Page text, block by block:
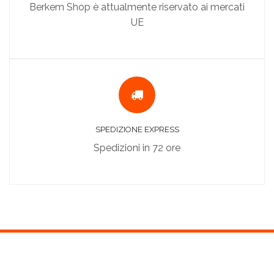
Berkem Shop è attualmente riservato ai mercati
UE
SPEDIZIONE EXPRESS
Spedizioni in 72 ore